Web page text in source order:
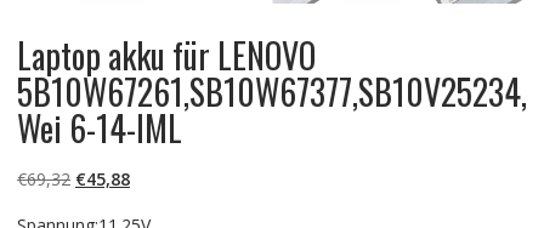
Laptop akku für LENOVO
5B10W67261,SB10W67377,SB10V25234,
Wei 6-14-IML
€69,32 Ursprünglicher
€45,88Aktueller